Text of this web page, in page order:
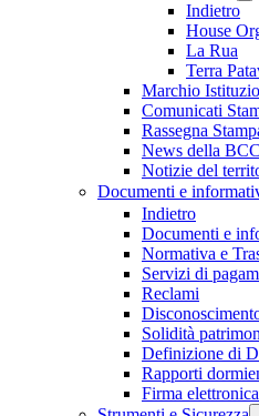
Indietro
House
La Rua
Terra
Marchio
Comunicati
Rassegna
News della BCC
Notizie del
Documenti e
Indietro
Documenti e
Normativa e
Servizi di
Reclami
Solidità
Definizione di
Rapporti
Firma